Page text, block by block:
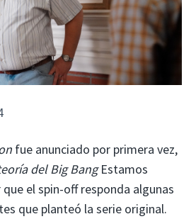
fue anunciado por primera vez,
del Big BangEstamos
el spin-off responda algunas
que planteó la serie original.